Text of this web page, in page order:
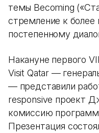
темы Becoming
стремление к более
постепенному
Накануне первого
Visit Qatar —
— представили
responsive проект
комиссию
Презентация